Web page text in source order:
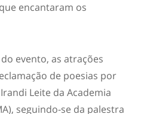
encantaram os
evento, as atrações
de poesias por
Leite da Academia
seguindo-se da palestra